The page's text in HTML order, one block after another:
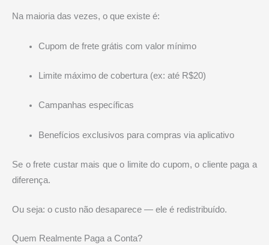
Na maioria das vezes, o que existe é:
Cupom de frete grátis com valor mínimo
Limite máximo de cobertura (ex: até R$20)
Campanhas específicas
Benefícios exclusivos para compras via aplicativo
Se o frete custar mais que o limite do cupom, o cliente paga a
diferença.
Ou seja: o custo não desaparece — ele é redistribuído.
Quem Realmente Paga a Conta?